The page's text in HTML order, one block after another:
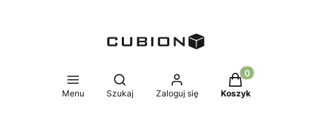
Menu
Otwórz wyszukiwarkę
Szukaj Zaloguj się
Produkty w
Koszyk